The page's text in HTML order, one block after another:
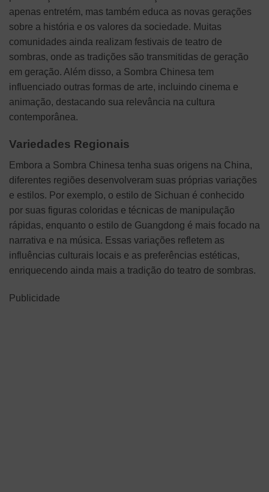
apenas entretém, mas também educa as novas gerações
sobre a história e os valores da sociedade. Muitas
comunidades ainda realizam festivais de teatro de
sombras, onde as tradições são transmitidas de geração
em geração. Além disso, a Sombra Chinesa tem
influenciado outras formas de arte, incluindo cinema e
animação, destacando sua relevância na cultura
contemporânea.
Variedades Regionais
Embora a Sombra Chinesa tenha suas origens na China,
diferentes regiões desenvolveram suas próprias variações
e estilos. Por exemplo, o estilo de Sichuan é conhecido
por suas figuras coloridas e técnicas de manipulação
rápidas, enquanto o estilo de Guangdong é mais focado na
narrativa e na música. Essas variações refletem as
influências culturais locais e as preferências estéticas,
enriquecendo ainda mais a tradição do teatro de sombras.
Publicidade